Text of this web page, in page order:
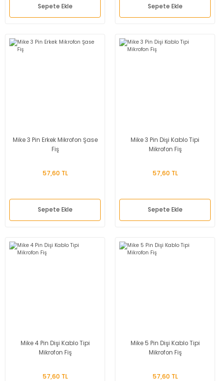
Sepete Ekle Sepete Ekle
Mike 3 Pin Erkek Mikrofon Şase
Fiş
57,60 TL
Sepete Ekle
Mike 3 Pin Dişi Kablo Tipi
Mikrofon Fiş
57,60 TL
Sepete Ekle
Mike 4 Pin Dişi Kablo Tipi
Mikrofon Fiş
57,60 TL
Mike 5 Pin Dişi Kablo Tipi
Mikrofon Fiş
57,60 TL